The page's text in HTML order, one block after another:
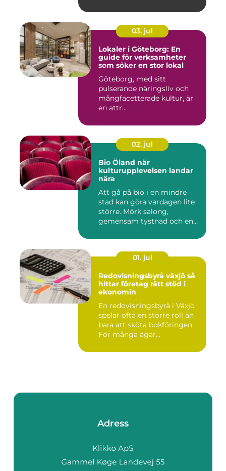
03. jul
Lokaler i Göteborg: En
guide för verksamheter
som söker en stor lokal
Göteborg, med sitt
pulserande näringsliv och
mångfacetterade kultur, är
en attr...
02. jul
Bio Öland när
kulturupplevelsen landar
nära
Att gå på bio i en mindre
stad kan göra vardagen lite
större. Mörk salong,
gemensam tystnad och en
01. jul
Redovisningsbyrå växjö så
hittar företag rätt stöd i
ekonomin
En redovisningsbyrå i Växjö
spelar ofta en större roll än
bara att sköta bokföringen.
För många ägar...
Adress